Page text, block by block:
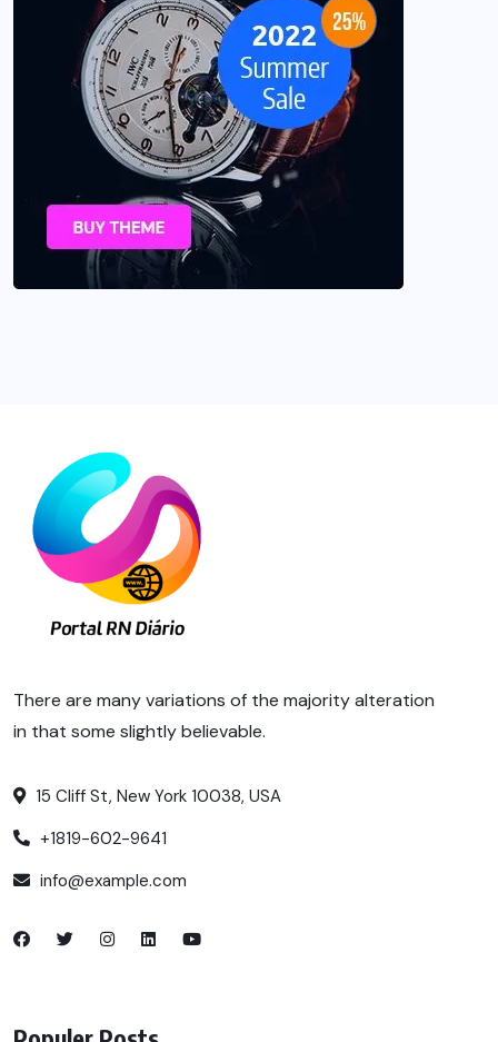
There are many variations of the majority alteration
in that some slightly believable.
15 Cliff St, New York 10038, USA
+1819-602-9641
info@example.com